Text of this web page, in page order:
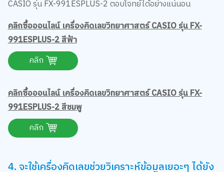
991ESPLUS-2 สีฟ้า
คลิก
991ESPLUS-2 สีชมพู
คลิก
4. จะใช้เครื่องคิดเลขช่วยวิเคราะห์ข้อมูลเยอะๆ ได้ยัง
ไง? ฟังก์ชันสถิติคือคำตอบ